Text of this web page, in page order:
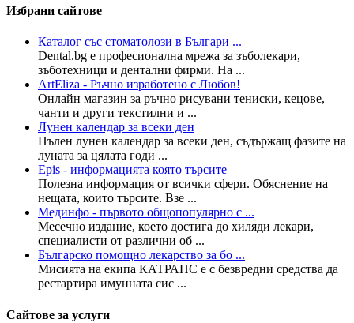
Избрани сайтове
Каталог със стоматолози в Българи ...
Dental.bg е професионална мрежа за зъболекари,
зъботехници и дентални фирми. На ...
ArtEliza - Ръчно изработено с Любов!
Онлайн магазин за ръчно рисувани тениски, кецове,
чанти и други текстилни и ...
Лунен календар за всеки ден
Пълен лунен календар за всеки ден, съдържащ фазите на
луната за цялата годи ...
Epis - информацията която търсите
Полезна информация от всички сфери. Обяснение на
нещата, които търсите. Взе ...
Мединфо - първото общопопулярно с ...
Месечно издание, което достига до хиляди лекари,
специалисти от различни об ...
Българско помощно лекарство за бо ...
Мисията на екипа КАТРАПС е с безвредни средства да
рестартира имунната сис ...
Сайтове за услуги